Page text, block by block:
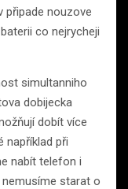
připade nouzove
co nejrycheji
simultanniho
dobijecka
dobít více
například při
nabít telefon i
starat o